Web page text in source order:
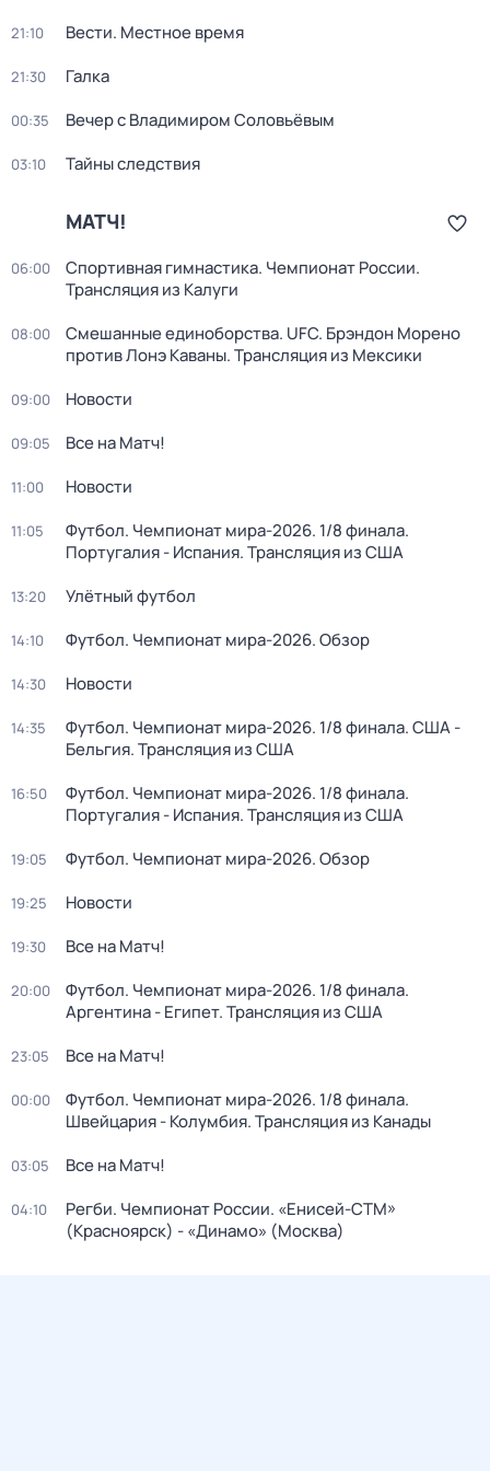
21:10 Вести. Местное время
21:30 Галка
00:35 Вечер с Владимиром Соловьёвым
03:10 Тайны следствия
МАТЧ!
06:00
Спортивная гимнастика. Чемпионат России.
Трансляция из Калуги
08:00
Смешанные единоборства. UFC. Брэндон Морено
против Лонэ Каваны. Трансляция из Мексики
09:00 Новости
09:05 Все на Матч!
11:00 Новости
11:05
Футбол. Чемпионат мира-2026. 1/8 финала.
Португалия - Испания. Трансляция из США
13:20 Улётный футбол
14:10 Футбол. Чемпионат мира-2026. Обзор
14:30 Новости
14:35
Футбол. Чемпионат мира-2026. 1/8 финала. США -
Бельгия. Трансляция из США
16:50
Футбол. Чемпионат мира-2026. 1/8 финала.
Португалия - Испания. Трансляция из США
19:05 Футбол. Чемпионат мира-2026. Обзор
19:25 Новости
19:30 Все на Матч!
20:00
Футбол. Чемпионат мира-2026. 1/8 финала.
Аргентина - Египет. Трансляция из США
23:05 Все на Матч!
00:00
Футбол. Чемпионат мира-2026. 1/8 финала.
Швейцария - Колумбия. Трансляция из Канады
03:05 Все на Матч!
04:10
Регби. Чемпионат России. «Енисей-СТМ»
(Красноярск) - «Динамо» (Москва)